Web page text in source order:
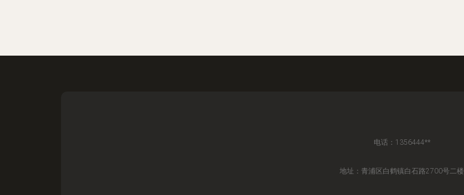
电话：1356444**
地址：青浦区白鹤镇白石路2700号二楼